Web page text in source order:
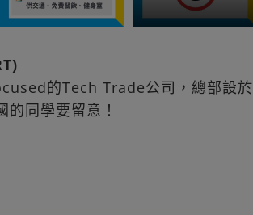
的Tech Trade公司，總部設於
同學要留意！